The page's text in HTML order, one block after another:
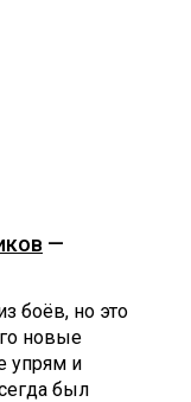
—
боёв, но это
новые
упрям и
был